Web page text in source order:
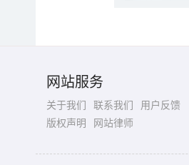
网站服务
关于我们 联系我们
用户反馈
版权声明
网站律师